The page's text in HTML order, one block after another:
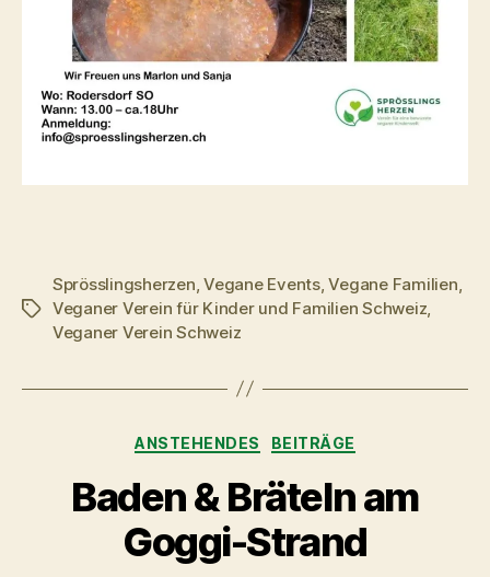
Schlagwörter
Sprösslingsherzen,Vegane Events,Vegane Familien,
Veganer Verein für Kinder und Familien Schweiz,
Veganer Verein Schweiz
Kategorien
ANSTEHENDES BEITRÄGE
Baden & Bräteln am
Goggi-Strand